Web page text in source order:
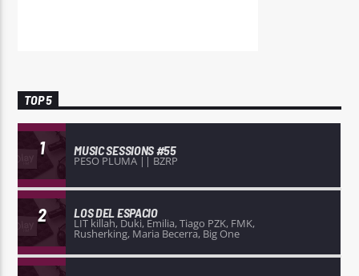
TOP 5
1 MUSIC SESSIONS #55
PESO PLUMA || BZRP
2 LOS DEL ESPACIO
LIT killah, Duki, Emilia, Tiago PZK, FMK,
Rusherking, Maria Becerra, Big One